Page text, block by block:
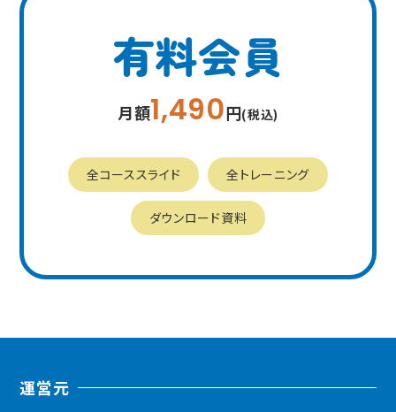
有料会員
月額1,490円(税込)
全コーススライド 全トレーニング
ダウンロード資料
運営元